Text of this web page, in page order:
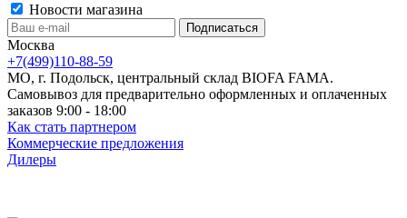
Новости магазина
Москва
+7(499)110-88-59
МО, г. Подольск, центральный склад BIOFA FAMA.
Самовывоз для предварительно оформленных и оплаченных
заказов 9:00 - 18:00
Как стать партнером
Коммерческие предложения
Дилеры